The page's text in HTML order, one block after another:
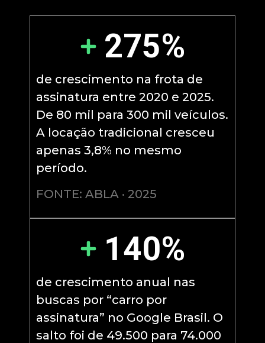
275%
de crescimento na frota de
assinatura entre 2020 e 2025.
De 80 mil para 300 mil veículos.
A locação tradicional cresceu
apenas 3,8% no mesmo
período.
FONTE: ABLA · 2025
140%
de crescimento anual nas
buscas por “carro por
assinatura” no Google Brasil. O
salto foi de 49.500 para 74.000